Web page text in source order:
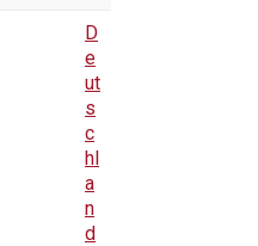
D
e
ut
s
c
hl
a
n
d